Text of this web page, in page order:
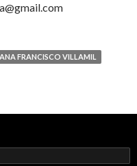
FRANCISCO VILLAMIL